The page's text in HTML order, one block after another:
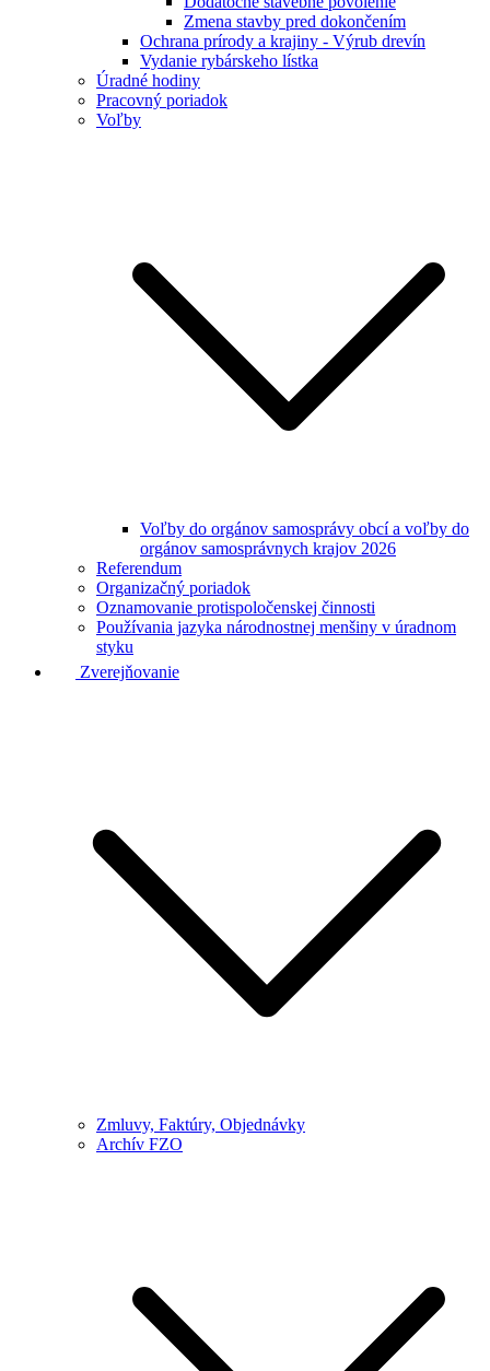
Zmena stavby pred dokončením
Ochrana prírody a krajiny - Výrub drevín
Vydanie rybárskeho lístka
Úradné hodiny
Pracovný poriadok
Voľby
Voľby do orgánov samosprávy obcí a voľby do
orgánov samosprávnych krajov 2026
Referendum
Organizačný poriadok
Oznamovanie protispoločenskej činnosti
Používania jazyka národnostnej menšiny v úradnom
styku
Zverejňovanie
Zmluvy, Faktúry, Objednávky
Archív FZO